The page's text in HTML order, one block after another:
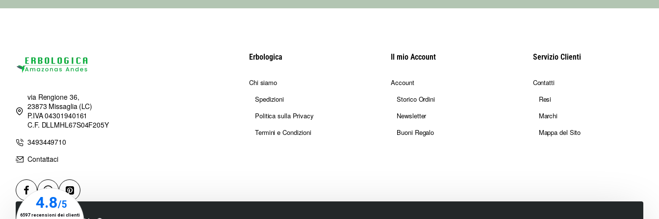
via Rengione 36,
23873 Missaglia (LC)
P.IVA 04301940161
C.F. DLLMHL67S04F205Y
3493449710
Contattaci
Erbologica
Chi siamo
Spedizioni
Politica sulla Privacy
Termini e Condizioni
Il mio Account
Account
Storico Ordini
Newsletter
Buoni Regalo
Servizio Clienti
Contatti
Resi
Marchi
Mappa del Sito